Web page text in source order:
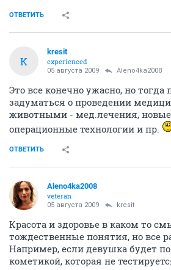
А есть другие варианты? Или Вы
тестировать вообще?
veteran
05 августа 2009 ДРАКОНОВНА
Нет, но существуют
исследования косметических
культуре клеток.
позволит использовать такие
тестирования.
ОТВЕТИТЬ
ДРАКОНОВНА
Фантом
05 августа 2009 Aleno4ka2008